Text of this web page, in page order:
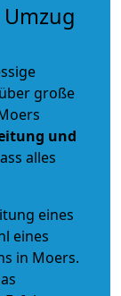
große
und
alles
eines
eines
in Moers.